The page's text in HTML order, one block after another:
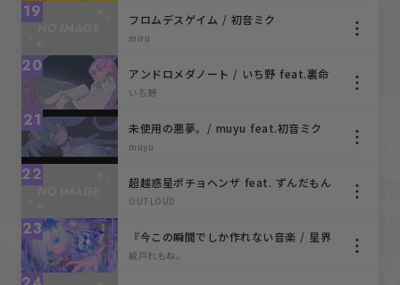
19 フロムデスゲイム / 初音ミク
miru
20 アンドロメダノート / いち野 feat.裏命
いち野
21 未使用の悪夢。/ muyu feat.初音ミク
muyu
22 超越惑星ポチョヘンザ feat. ずんだもん
OUTLOUD
23
『今この瞬間でしか作れない音楽 / 星界
×冥鳴』
威戸れもね。